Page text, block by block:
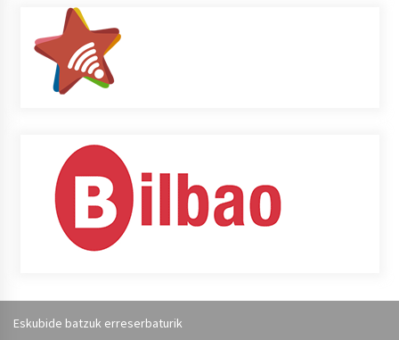
Eskubide batzuk erreserbaturik